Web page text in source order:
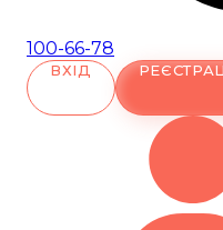
100-66-78
ВХІД